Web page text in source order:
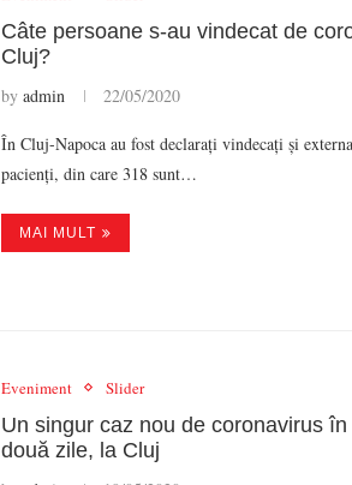
Câte persoane s-au vindecat de
Cluj?
by admin 22/05/2020
În Cluj-Napoca au fost declarați vindecați și
pacienți, din care 318 sunt…
MAI MULT
Eveniment Slider
Un singur caz nou de coronavirus
două zile, la Cluj